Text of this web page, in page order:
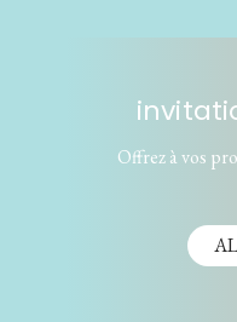
Offrez à vos